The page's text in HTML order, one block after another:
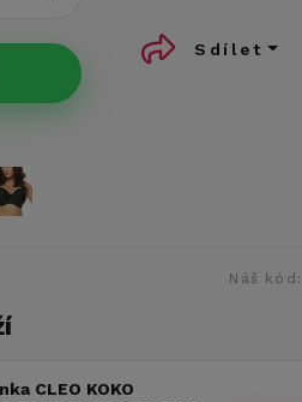
Sdílet
Náš kód:
CLEO KOKO